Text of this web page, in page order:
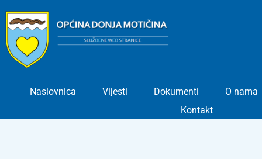
content
Naslovnica Vijesti Dokumenti
O nama
Kontakt